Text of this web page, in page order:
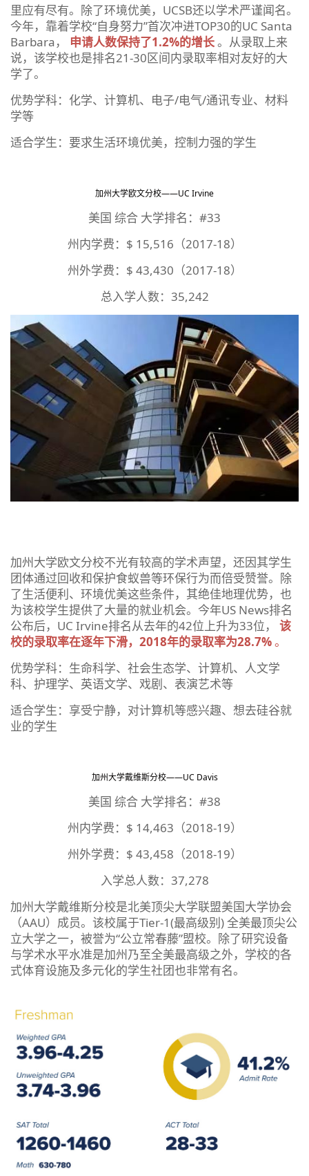
里应有尽有。除了环境优美，UCSB还以学术严谨闻名。
今年，靠着学校“自身努力”首次冲进TOP30的UC Santa
Barbara， 申请人数保持了1.2%的增长。从录取上来
说，该学校也是排名21-30区间内录取率相对友好的大
学了。
优势学科：化学、计算机、电子/电气/通讯专业、材料
学等
适合学生：要求生活环境优美，控制力强的学生
加州大学欧文分校——UC Irvine
美国 综合 大学排名：#33
州内学费：$ 15,516（2017-18）
州外学费：$ 43,430（2017-18）
总入学人数：35,242
加州大学欧文分校不光有较高的学术声望，还因其学生
团体通过回收和保护食蚁兽等环保行为而倍受赞誉。除
了生活便利、环境优美这些条件，其绝佳地理优势，也
为该校学生提供了大量的就业机会。今年US News排名
公布后，UC Irvine排名从去年的42位上升为33位， 该
校的录取率在逐年下滑，2018年的录取率为28.7%。
优势学科：生命科学、社会生态学、计算机、人文学
科、护理学、英语文学、戏剧、表演艺术等
适合学生：享受宁静，对计算机等感兴趣、想去硅谷就
业的学生
加州大学戴维斯分校——UC Davis
美国 综合 大学排名：#38
州内学费：$ 14,463（2018-19）
州外学费：$ 43,458（2018-19）
入学总人数：37,278
加州大学戴维斯分校是北美顶尖大学联盟美国大学协会
（AAU）成员。该校属于Tier-1(最高级别) 全美最顶尖公
立大学之一，被誉为“公立常春藤”盟校。除了研究设备
与学术水平水准是加州乃至全美最高级之外，学校的各
式体育设施及多元化的学生社团也非常有名。